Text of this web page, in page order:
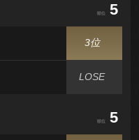
順位 5
3位
LOSE
順位 5